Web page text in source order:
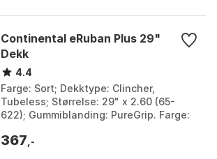
Continental eRuban Plus 29"
Dekk
4.4
Farge: Sort; Dekktype: Clincher,
Tubeless; Størrelse: 29" x 2.60 (65-
622); Gummiblanding: PureGrip. Farge:
2.30, 27.5" x 2...
367 ,-